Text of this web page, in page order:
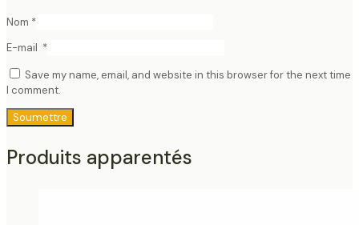
Nom *
E-mail *
Save my name, email, and website in this browser for the next time
I comment.
Produits apparentés